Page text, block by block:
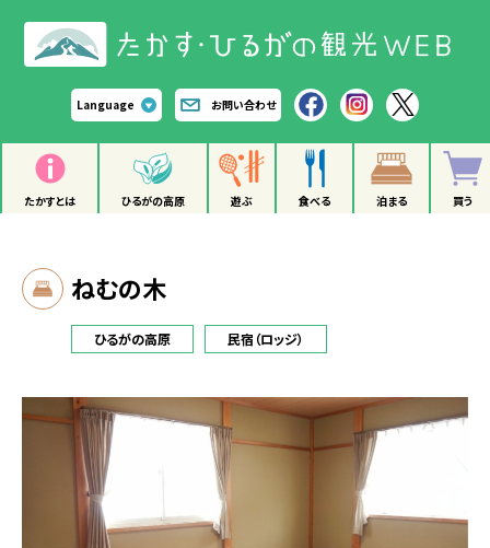
Language お問い合わせ
たかすとは ひるがの高原 遊ぶ 食べる 泊まる 買う
ねむの木
ひるがの高原 民宿（ロッジ）